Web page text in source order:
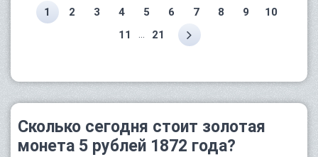
1 2 3 4 5 6 7 8 9
10
11
21
Сколько сегодня стоит золотая
монета 5 рублей 1872 года?